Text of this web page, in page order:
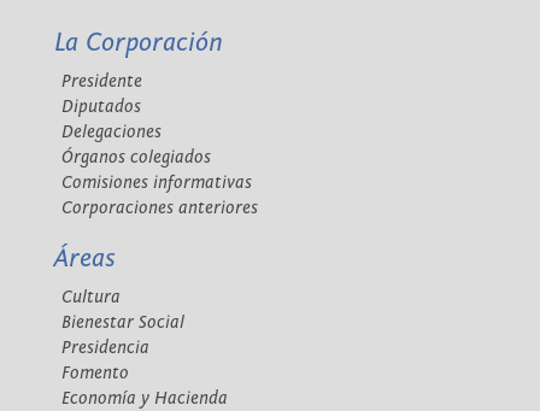
La Corporación
Presidente
Diputados
Delegaciones
Órganos colegiados
Comisiones informativas
Corporaciones anteriores
Áreas
Cultura
Bienestar Social
Presidencia
Fomento
Economía y Hacienda